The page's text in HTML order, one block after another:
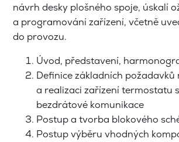
návrh desky plošného spoje, úskalí
a programování zařízení, včetně
do provozu.
Úvod, představení,
Definice základních požadavků
a realizaci zařízení termostatu
bezdrátové komunikace
Postup a tvorba blokového
Postup výběru vhodných